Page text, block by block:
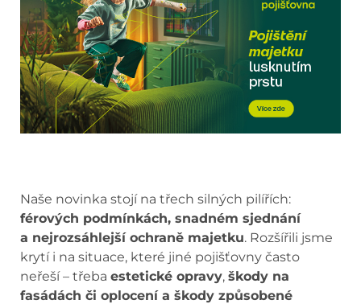
Naše novinka stojí na třech silných pilířích:
férových podmínkách, snadném sjednání
a nejrozsáhlejší ochraně majetku. Rozšířili jsme
krytí i na situace, které jiné pojišťovny často
neřeší – třeba estetické opravy, škody na
fasádách či oplocení a škody způsobené